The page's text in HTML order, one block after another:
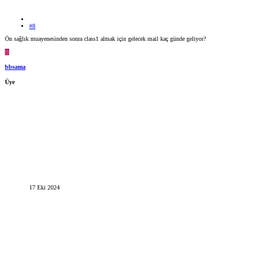
#8
Ön sağlık muayenesinden sonra class1 almak için gelecek mail kaç günde geliyor?
B
bbsama
Üye
17 Eki 2024